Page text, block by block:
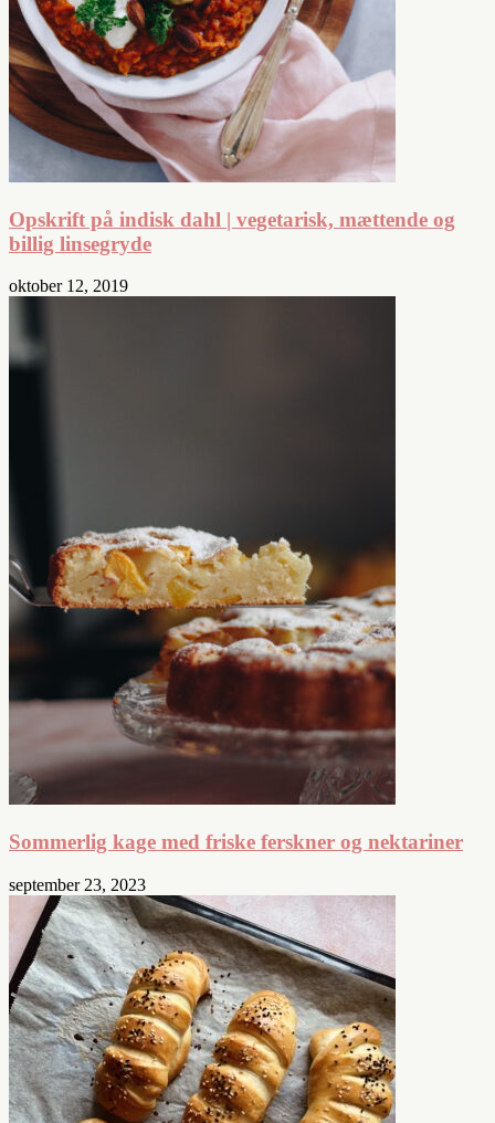
Opskrift på indisk dahl | vegetarisk, mættende og
billig linsegryde
oktober 12, 2019
Sommerlig kage med friske ferskner og nektariner
september 23, 2023